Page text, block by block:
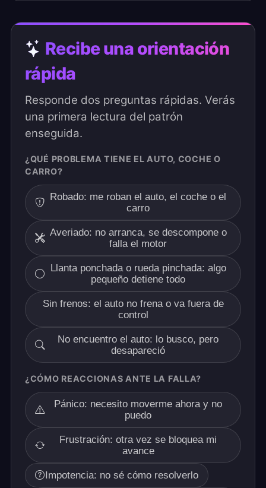
Recibe una orientación
rápida
Responde dos preguntas rápidas. Verás
una primera lectura del patrón
enseguida.
¿QUÉ PROBLEMA TIENE EL AUTO, COCHE O
CARRO?
Robado: me roban el auto, el coche o el
carro
Averiado: no arranca, se descompone o
falla el motor
Llanta ponchada o rueda pinchada: algo
pequeño detiene todo
Sin frenos: el auto no frena o va fuera de
control
No encuentro el auto: lo busco, pero
desapareció
¿CÓMO REACCIONAS ANTE LA FALLA?
Pánico: necesito moverme ahora y no
puedo
Frustración: otra vez se bloquea mi
avance
Impotencia: no sé cómo resolverlo